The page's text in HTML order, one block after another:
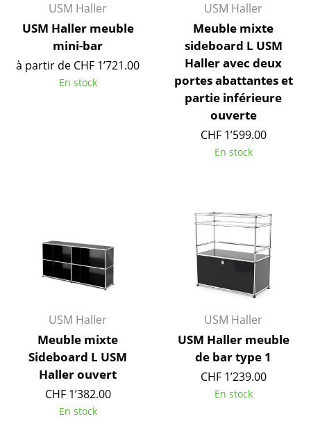
Lampes de table
Lampes de bureau
Lampadaires et Liseuses
Lits doubles
Lits empilables
Lits enfants
Tables de chevet et Accessoires de lit
... voir tous les lits
USM Haller
USM Haller meuble
mini-bar
à partir de CHF 1’721.00
En stock
USM Haller
Meuble mixte
sideboard L USM
Haller avec deux
portes abattantes et
partie inférieure
ouverte
CHF 1’599.00
En stock
USM Haller
Meuble mixte
Sideboard L USM
Haller ouvert
CHF 1’382.00
En stock
USM Haller
USM Haller meuble
de bar type 1
CHF 1’239.00
En stock